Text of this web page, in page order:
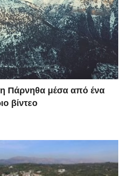
η Πάρνηθα μέσα από ένα
βίντεο